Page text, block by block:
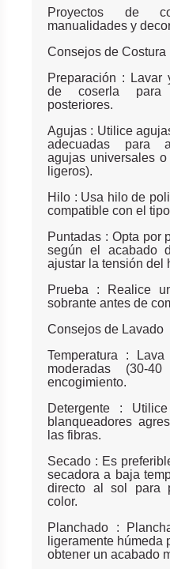
Proyectos de
manualidades y
Consejos de Costura
Preparación :
de coserla para
posteriores.
Agujas : Utilice
adecuadas para
agujas universales
ligeros).
Hilo : Usa hilo de
compatible con el
Puntadas : Opta por
según el acabado
ajustar la tensión del
Prueba : Realice
sobrante antes de
Consejos de Lavado
Temperatura :
moderadas (30-
encogimiento.
Detergente :
blanqueadores
las fibras.
Secado : Es
secadora a baja
directo al sol para
color.
Planchado :
ligeramente húmeda
obtener un acabado